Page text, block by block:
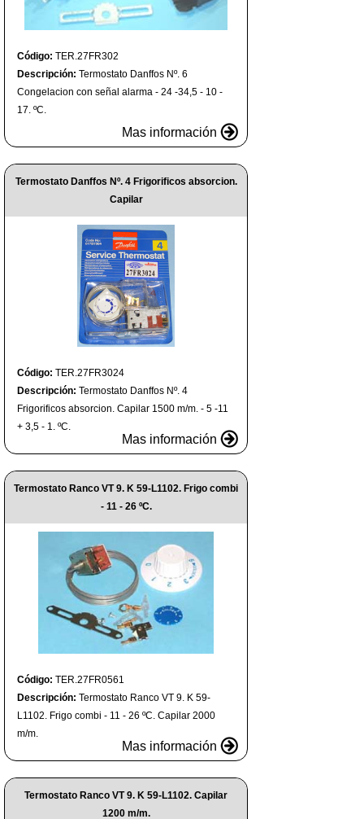
Código: TER.27FR302
Descripción: Termostato Danffos Nº. 6
Congelacion con señal alarma - 24 -34,5 - 10 -
17. ºC.
Mas información
Termostato Danffos Nº. 4 Frigorificos absorcion.
Capilar
Código: TER.27FR3024
Descripción: Termostato Danffos Nº. 4
Frigorificos absorcion. Capilar 1500 m/m. - 5 -11
+ 3,5 - 1. ºC.
Mas información
Termostato Ranco VT 9. K 59-L1102. Frigo combi
- 11 - 26 ºC.
Código: TER.27FR0561
Descripción: Termostato Ranco VT 9. K 59-
L1102. Frigo combi - 11 - 26 ºC. Capilar 2000
m/m.
Mas información
Termostato Ranco VT 9. K 59-L1102. Capilar
1200 m/m.